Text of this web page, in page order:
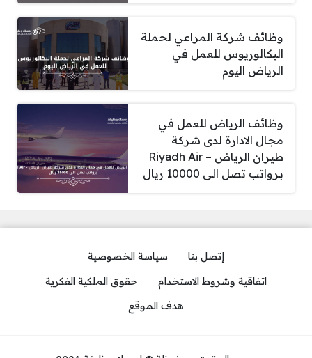
وظائف شركة المراعي لحملة
البكالوريوس للعمل في
الرياض اليوم
وظائف الرياض للعمل في
مجال الادارة لدى شركة
طيران الرياض – Riyadh Air
برواتب تصل الى 10000 ريال
إتصل بنا
سياسة الخصوصية
اتفاقية وشروط الاستخدام
حقوق الملكية الفكرية
هدف الموقع